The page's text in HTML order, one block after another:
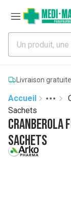
Livraison
Accueil
More
Sachets
Cranberola
Sachets